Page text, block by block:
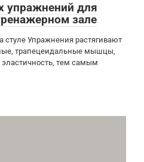
упражнений для
зале
стуле Упражнения растягивают
трапецеидальные мышцы,
эластичность, тем самым